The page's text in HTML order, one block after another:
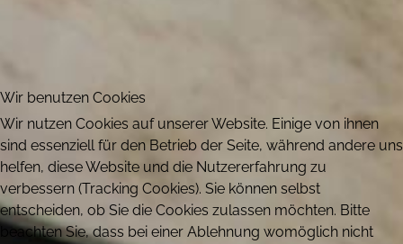
Wir benutzen Cookies
Wir nutzen Cookies auf unserer Website. Einige von ihnen
sind essenziell für den Betrieb der Seite, während andere uns
helfen, diese Website und die Nutzererfahrung zu
verbessern (Tracking Cookies). Sie können selbst
entscheiden, ob Sie die Cookies zulassen möchten. Bitte
beachten Sie, dass bei einer Ablehnung womöglich nicht